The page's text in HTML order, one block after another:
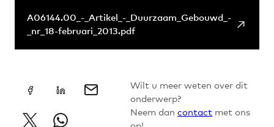
A06144.00_-_Artikel_-_Duurzaam_Gebouwd_-
_nr_18-februari_2013.pdf
↗
Wilt u meer weten over dit
onderwerp?
Neem dancontact met ons